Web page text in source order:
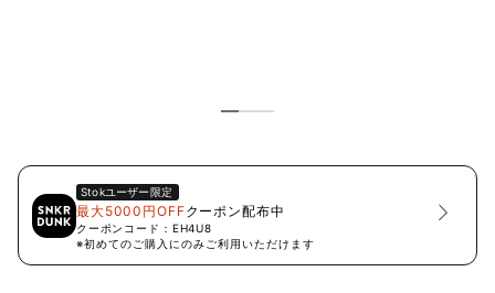
Stokユーザー限定
最大5000円OFFクーポン配布中
クーポンコード： EH4U8
※初めてのご購入にのみご利用いただけます